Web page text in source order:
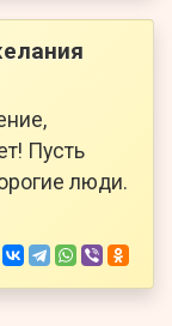
Пусть
люди.